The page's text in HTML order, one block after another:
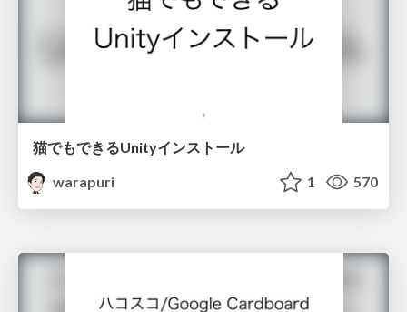
猫でもできるUnityインストール
warapuri
1 570